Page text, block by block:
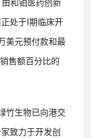
处于I期临床开
美元预付款和最
售额百分比的
竹生物已向港交
致力于开发创